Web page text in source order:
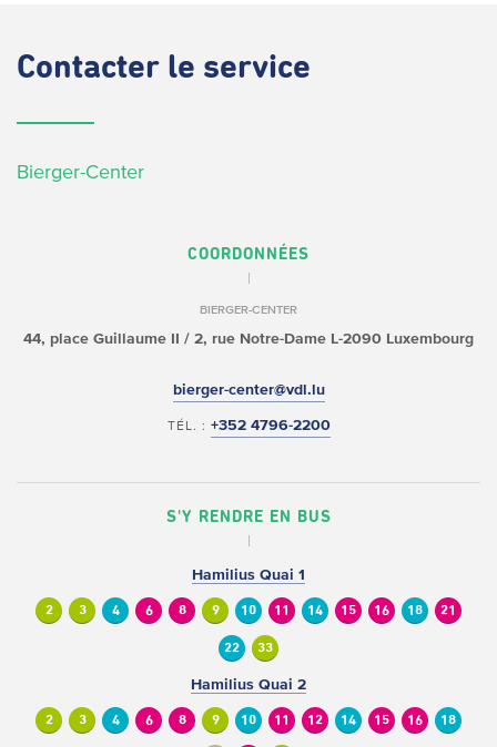
Contacter le service
Bierger-Center
COORDONNÉES
BIERGER-CENTER
44, place Guillaume II / 2, rue Notre-Dame L-2090 Luxembourg
bierger-center@vdl.lu
TÉL. : +352 4796-2200
S'Y RENDRE EN BUS
Hamilius Quai 1
2 3 4 6 8 9 10 11 14 15 16 18 21
22 33
Hamilius Quai 2
2 3 4 6 8 9 10 11 12 14 15 16 18